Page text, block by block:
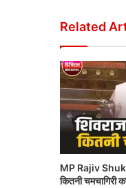
Related
MP Rajiv
कितनी चमचागिरी